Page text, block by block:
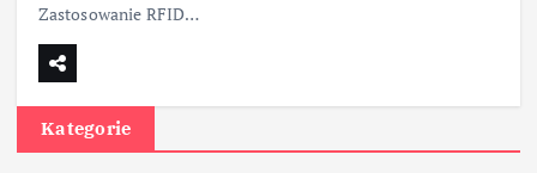
Zastosowanie RFID…
Kategorie